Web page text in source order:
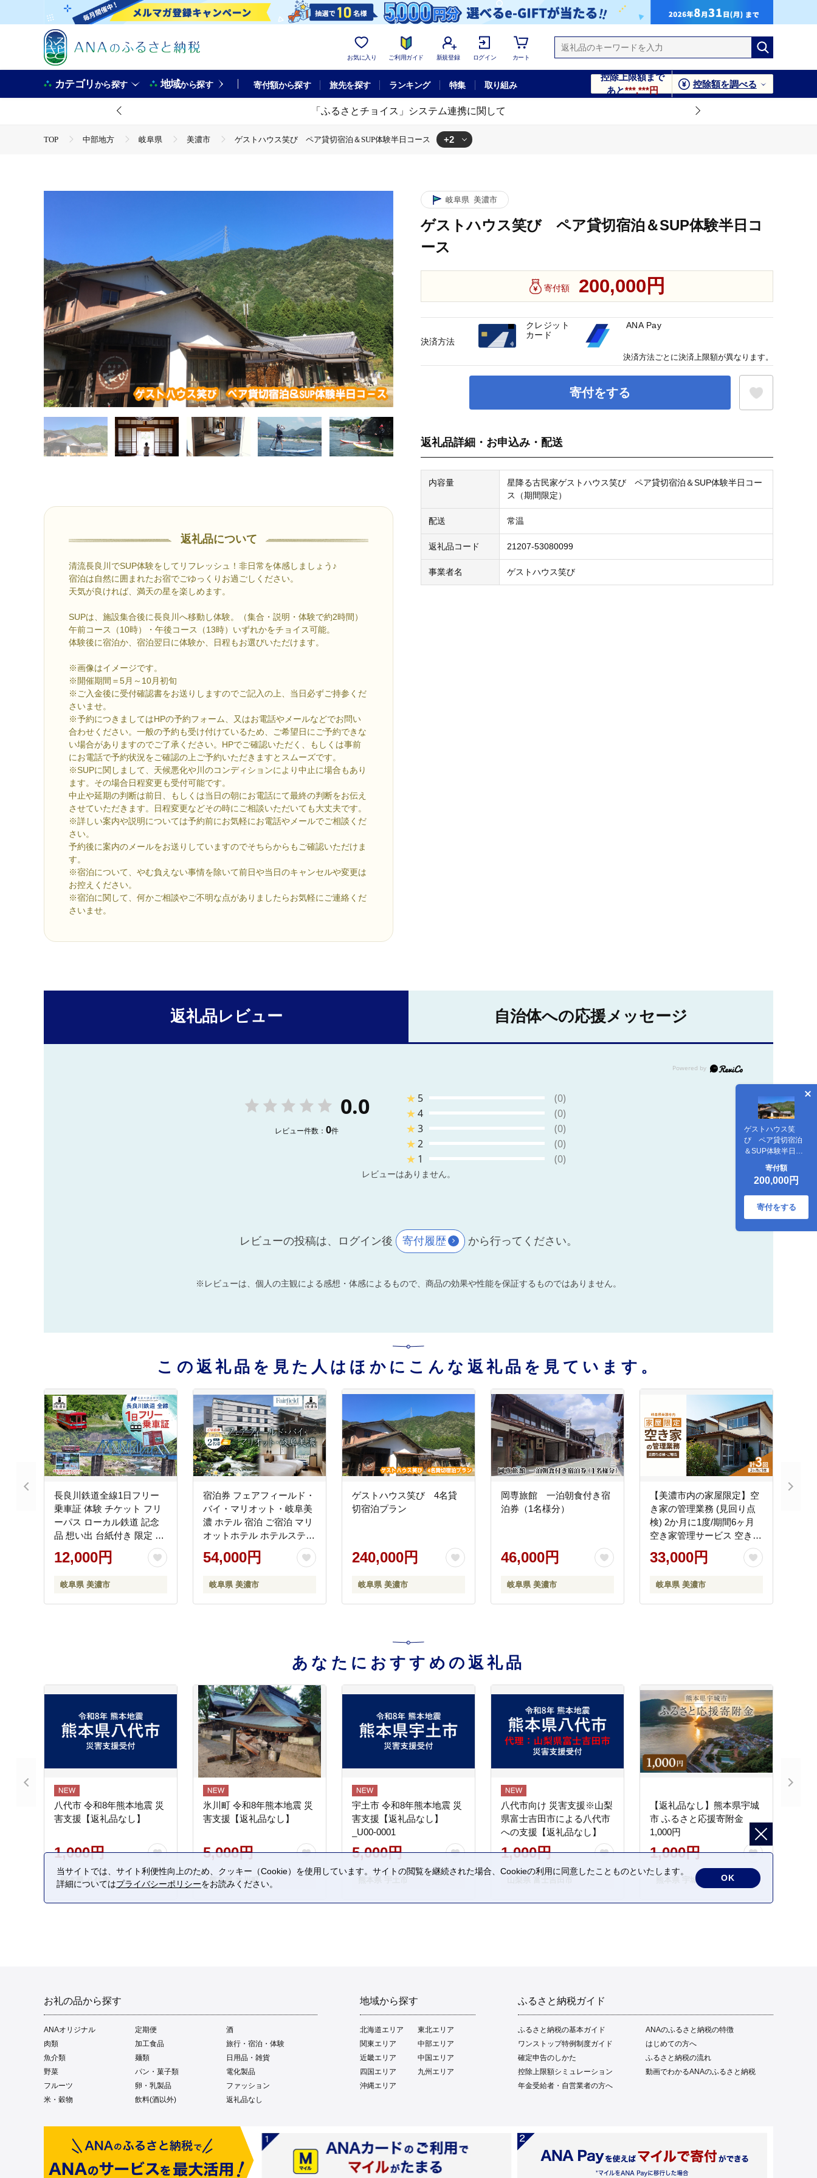
お気に入り ご利用ガイド 新規登録 ログイン カート
カテゴリから探す 地域から探す 寄付額から探す 旅先を探す ランキング 特集 取り組み
控除上限額まで
あと***,***円
控除額を調べる
「ふるさとチョイス」システム連携に関して
TOP 中部地方 岐阜県 美濃市 ゲストハウス笑び ペア貸切宿泊＆SUP体験半日コース +2
返礼品について
清流長良川でSUP体験をしてリフレッシュ！非日常を体感しましょう♪
宿泊は自然に囲まれたお宿でごゆっくりお過ごしください。
天気が良ければ、満天の星を楽しめます。
SUPは、施設集合後に長良川へ移動し体験。（集合・説明・体験で約2時間）
午前コース（10時）・午後コース（13時）いずれかをチョイス可能。
体験後に宿泊か、宿泊翌日に体験か、日程もお選びいただけます。
※画像はイメージです。
※開催期間＝5月～10月初旬
※ご入金後に受付確認書をお送りしますのでご記入の上、当日必ずご持参くだ
さいませ。
※予約につきましてはHPの予約フォーム、又はお電話やメールなどでお問い
合わせください。一般の予約も受け付けているため、ご希望日にご予約できな
い場合がありますのでご了承ください。HPでご確認いただく、もしくは事前
にお電話で予約状況をご確認の上ご予約いただきますとスムーズです。
※SUPに関しまして、天候悪化や川のコンディションにより中止に場合もあり
ます。その場合日程変更も受付可能です。
中止や延期の判断は前日、もしくは当日の朝にお電話にて最終の判断をお伝え
させていただきます。日程変更などその時にご相談いただいても大丈夫です。
※詳しい案内や説明については予約前にお気軽にお電話やメールでご相談くだ
さい。
予約後に案内のメールをお送りしていますのでそちらからもご確認いただけま
す。
※宿泊について、やむ負えない事情を除いて前日や当日のキャンセルや変更は
お控えください。
※宿泊に関して、何かご相談やご不明な点がありましたらお気軽にご連絡くだ
さいませ。
岐阜県 美濃市
ゲストハウス笑び ペア貸切宿泊＆SUP体験半日コ
ース
寄付額 200,000円
寄付をする
ゲストハウス笑
び ペア貸切宿泊
＆SUP体験半日コ
寄付額
200,000円
寄付をする
返礼品詳細・お申込み・配送
内容量
星降る古民家ゲストハウス笑び ペア貸切宿泊＆SUP体験半日コー
ス（期間限定）
配送 常温
返礼品コード 21207-53080099
事業者名 ゲストハウス笑び
決済方法
クレジット
カード
ANA Pay
決済方法ごとに決済上限額が異なります。
返礼品レビュー 自治体への応援メッセージ
0.0
レビュー件数： 0件
★ 5
(0)
★4
(0)
★3
(0)
★2
(0)
★ 1 (0)
レビューはありません。
レビューの投稿は、ログイン後 寄付履歴 から行ってください。
※レビューは、個人の主観による感想・体感によるもので、商品の効果や性能を保証するものではありません。
この返礼品を見た人はほかにこんな返礼品を見ています。
長良川鉄道全線1日フリー
乗車証 体験 チケット フリ
ーパス ローカル鉄道 記念
品 想い出 台紙付き 限定 ゆ
るキャラ うだつくん 車窓
風景 絶景 名所巡り 電車 列
景色 散策 趣味 旅 観光 岐阜
県 美濃市
12,000円
岐阜県 美濃市
宿泊券 フェアフィールド・
バイ・マリオット・岐阜美
濃 ホテル 宿泊 ご宿泊 マリ
オットホテル ホテルステイ
ステイ 観光 アクティビテ
ィ アクティブ 旅行 トラベ
料 岐阜県 美濃市
54,000円
岐阜県 美濃市
ゲストハウス笑び 4名貸
切宿泊プラン
240,000円
岐阜県 美濃市
岡専旅館 一泊朝食付き宿
泊券（1名様分）
46,000円
岐阜県 美濃市
【美濃市内の家屋限定】空
き家の管理業務 (見回り点
検) 2か月に1度/期間6ヶ月
空き家管理サービス 空き家
植栽 外観確認 室内確認 美
濃市 岐阜県
33,000円
岐阜県 美濃市
あなたにおすすめの返礼品
八代市 令和8年熊本地震 災
害支援【返礼品なし】
1,000円
熊本県 八代市
氷川町 令和8年熊本地震 災
害支援【返礼品なし】
5,000円
熊本県 氷川町
宇土市 令和8年熊本地震 災
害支援【返礼品なし】
_U00-0001
5,000円
八代市向け 災害支援※山梨
県富士吉田市による八代市
への支援【返礼品なし】
1,000円
【返礼品なし】熊本県宇城
市 ふるさと応援寄附金
1,000円
1,000円
熊本県 宇城市
お礼の品から探す
ANAオリジナル 定期便
酒
肉類
加工食品
旅行・宿泊・体験
魚介類
麺類
日用品・雑貨
野菜
パン・菓子類
電化製品
フルーツ
卵・乳製品
ファッション
米・穀物
飲料(酒以外) 返礼品なし
地域から探す
北海道エリア
東北エリア
関東エリア
中部エリア
近畿エリア
中国エリア
四国エリア
九州エリア
沖縄エリア
ふるさと納税ガイド
ふるさと納税の基本ガイド
ANAのふるさと納税の特徴
ワンストップ特例制度ガイド
はじめての方へ
確定申告のしかた
ふるさと納税の流れ
控除上限額シミュレーション
動画でわかるANAのふるさと納税
年金受給者・自営業者の方へ
当サイトでは、サイト利便性向上のため、クッキー（Cookie）を使用しています。サイトの閲覧を継続された場合、Cookieの利用に同意したことものといたします。
詳細についてはプライバシーポリシーをお読みください。
OK